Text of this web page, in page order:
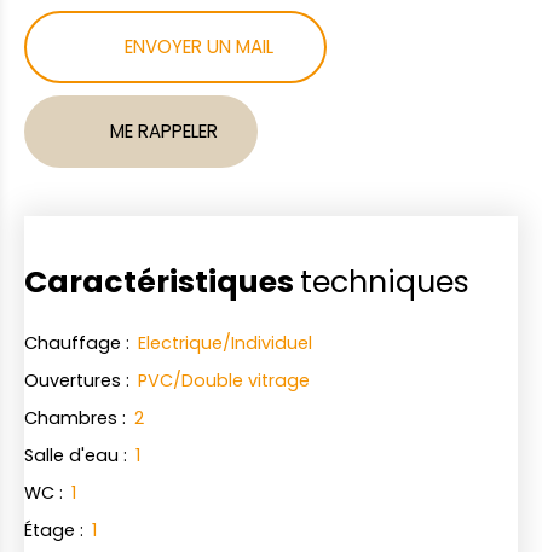
ENVOYER UN MAIL
ME RAPPELER
Caractéristiques techniques
Chauffage : Electrique/Individuel
Ouvertures : PVC/Double vitrage
Chambres : 2
Salle d'eau : 1
WC : 1
Étage : 1